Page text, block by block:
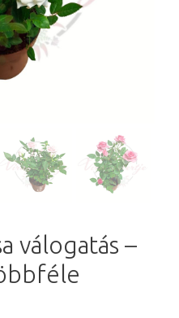
válogatás –